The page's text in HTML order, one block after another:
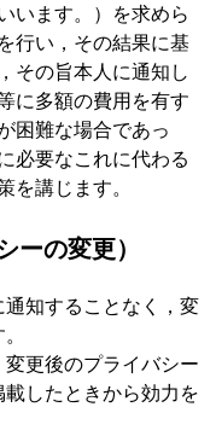
います。）を求めら
行い，その結果に基
その旨本人に通知し
に多額の費用を有す
困難な場合であっ
必要なこれに代わる
を講じます。
ーの変更）
知することなく，変
更後のプライバシー
したときから効力を